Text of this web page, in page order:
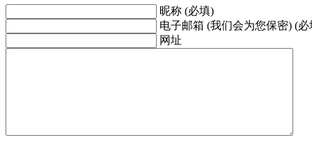
昵称 (必填)
电子邮箱 (我们会为您保密) (必
网址